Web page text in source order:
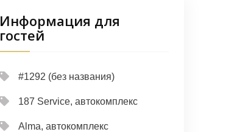
Информация для
гостей
#1292 (без названия)
187 Service, автокомплекс
Alma, автокомплекс